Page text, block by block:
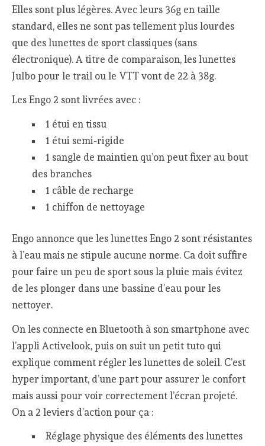
Elles sont plus légères. Avec leurs 36g en taille
standard, elles ne sont pas tellement plus lourdes
que des lunettes de sport classiques (sans
électronique). A titre de comparaison, les lunettes
Julbo pour le trail ou le VTT vont de 22 à 38g.
Les Engo 2 sont livrées avec :
1 étui en tissu
1 étui semi-rigide
1 sangle de maintien qu’on peut fixer au bout
des branches
1 câble de recharge
1 chiffon de nettoyage
Engo annonce que les lunettes Engo 2 sont résistantes
à l’eau mais ne stipule aucune norme. Ca doit suffire
pour faire un peu de sport sous la pluie mais évitez
de les plonger dans une bassine d’eau pour les
nettoyer.
On les connecte en Bluetooth à son smartphone avec
l’appli Activelook, puis on suit un petit tuto qui
explique comment régler les lunettes de soleil. C’est
hyper important, d’une part pour assurer le confort
mais aussi pour voir correctement l’écran projeté.
On a 2 leviers d’action pour ça :
Réglage physique des éléments des lunettes